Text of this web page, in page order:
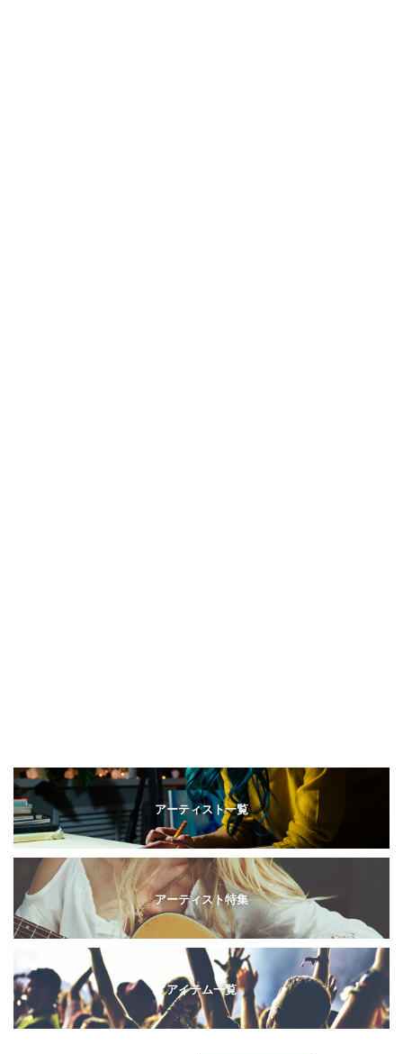
アーティスト一覧
アーティスト特集
アイテム一覧